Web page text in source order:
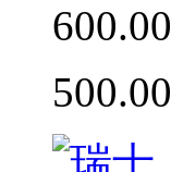
600.00
500.00